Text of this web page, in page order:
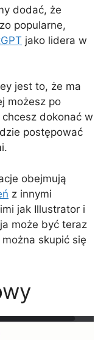
dodać, że
popularne,
jako lidera w
jest to, że ma
możesz po
dokonać w
postępować
obejmują
z innymi
jak Illustrator i
może być teraz
skupić się